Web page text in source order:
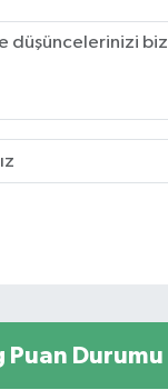
Puan Durumu